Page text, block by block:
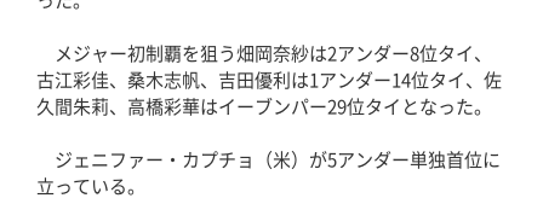
メジャー初制覇を狙う畑岡奈紗は2アンダー8位タイ、
古江彩佳、桑木志帆、吉田優利は1アンダー14位タイ、佐
久間朱莉、高橋彩華はイーブンパー29位タイとなった。
ジェニファー・カプチョ（米）が5アンダー単独首位に
立っている。